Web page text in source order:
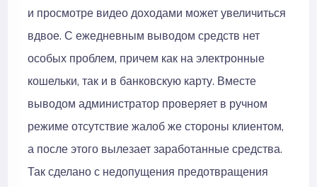
и просмотре видео доходами может увеличиться
вдвое. С ежедневным выводом средств нет
особых проблем, причем как на электронные
кошельки, так и в банковскую карту. Вместе
выводом администратор проверяет в ручном
режиме отсутствие жалоб же стороны клиентом,
а после этого вылезает заработанные средства.
Так сделано с недопущения предотвращения